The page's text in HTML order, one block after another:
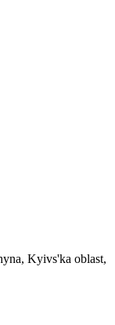
Kyivs'ka oblast,